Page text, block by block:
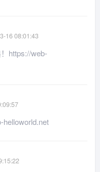
16 08:01:43
https://web-